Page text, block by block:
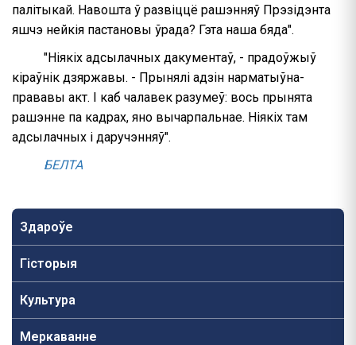
Здароўе
Гісторыя
Культура
Меркаванне
палітыкай. Навошта ў развіццё рашэнняў Прэзідэнта
яшчэ нейкія пастановы ўрада? Гэта наша бяда".
"Ніякіх адсылачных дакументаў, - прадоўжыў
кіраўнік дзяржавы. - Прынялі адзін нарматыўна-
прававы акт. І каб чалавек разумеў: вось прынята
рашэнне па кадрах, яно вычарпальнае. Ніякіх там
адсылачных і даручэнняў".
БЕЛТА